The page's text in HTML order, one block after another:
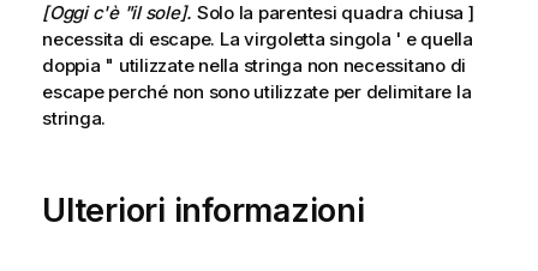
[Oggi c'è "il sole]. Solo la parentesi quadra chiusa ]
necessita di escape. La virgoletta singola ' e quella
doppia " utilizzate nella stringa non necessitano di
escape perché non sono utilizzate per delimitare la
stringa.
Ulteriori informazioni